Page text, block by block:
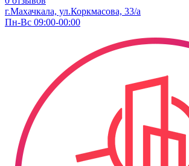
г.Махачкала, ул.Коркмасова, 33/а
Пн-Вс 09:00-00:00